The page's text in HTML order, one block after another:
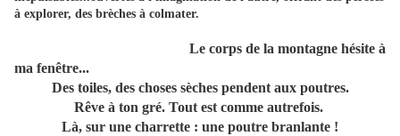
à explorer, des brèches à colmater.
Le corps de la montagne hésite à
ma fenêtre...
Des toiles, des choses sèches pendent aux poutres.
Rêve à ton gré. Tout est comme autrefois.
Là, sur une charrette : une poutre branlante !